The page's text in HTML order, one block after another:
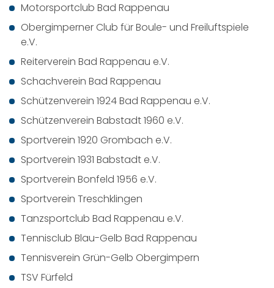
Motorsportclub Bad Rappenau
Obergimperner Club für Boule- und Freiluftspiele
e.V.
Reiterverein Bad Rappenau e.V.
Schachverein Bad Rappenau
Schützenverein 1924 Bad Rappenau e.V.
Schützenverein Babstadt 1960 e.V.
Sportverein 1920 Grombach e.V.
Sportverein 1931 Babstadt e.V.
Sportverein Bonfeld 1956 e.V.
Sportverein Treschklingen
Tanzsportclub Bad Rappenau e.V.
Tennisclub Blau-Gelb Bad Rappenau
Tennisverein Grün-Gelb Obergimpern
TSV Fürfeld